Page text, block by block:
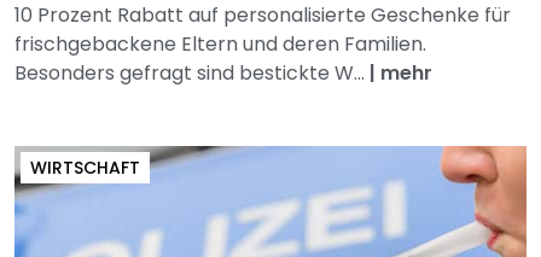
10 Prozent Rabatt auf personalisierte Geschenke für
frischgebackene Eltern und deren Familien.
Besonders gefragt sind bestickte W... | mehr
WIRTSCHAFT